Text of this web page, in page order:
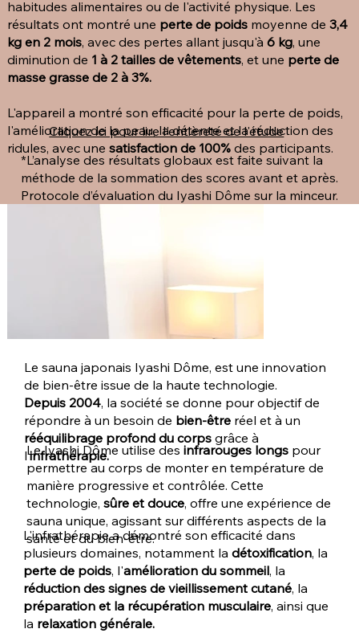
habitudes alimentaires ou de l'activité physique. Les
résultats ont montré une perte de poids moyenne de 3,4
kg en 2 mois, avec des pertes allant jusqu'à 6 kg, une
diminution de 1 à 2 tailles de vêtements, et une perte de
masse grasse de 2 à 3%.
L'appareil a montré son efficacité pour la perte de poids,
l'amélioration de la peau, la détente et la réduction des
ridules, avec une satisfaction de 100% des participants.
Cliquez ici pour lire l'entièreté de l'étude
*L’analyse des résultats globaux est faite suivant la
méthode de la sommation des scores avant et après.
Protocole d’évaluation du Iyashi Dôme sur la minceur.
L'infrathérapie a démontré son efficacité dans
plusieurs domaines, notamment la détoxification, la
perte de poids, l'amélioration du sommeil, la
réduction des signes de vieillissement cutané, la
préparation et la récupération musculaire, ainsi que
la relaxation générale.
Le Iyashi Dôme utilise desinfrarouges longs pour
permettre au corps de monter en température de
manière progressive et contrôlée. Cette
technologie, sûre et douce, offre une expérience de
sauna unique, agissant sur différents aspects de la
santé et du bien-être.
Le sauna japonais Iyashi Dôme, est une innovation
de bien-être issue de la haute technologie.
Depuis 2004, la société se donne pour objectif de
répondre à un besoin de bien-être réel et à un
rééquilibrage profond du corps grâce à
l’infrathérapie.